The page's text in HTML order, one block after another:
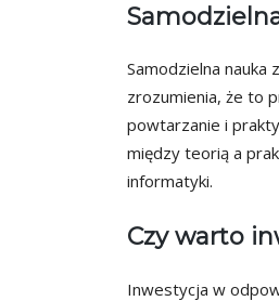
Samodzielna
zrozumienia, że to
powtarzanie i
między teorią a
informatyki.
Czy warto
Inwestycja w